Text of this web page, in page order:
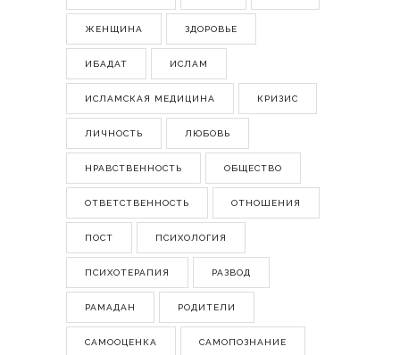
ЖЕНЩИНА ЗДОРОВЬЕ
ИБАДАТ ИСЛАМ
ИСЛАМСКАЯ МЕДИЦИНА КРИЗИС
ЛИЧНОСТЬ ЛЮБОВЬ
НРАВСТВЕННОСТЬ ОБЩЕСТВО
ОТВЕТСТВЕННОСТЬ ОТНОШЕНИЯ
ПОСТ ПСИХОЛОГИЯ
ПСИХОТЕРАПИЯ РАЗВОД
РАМАДАН РОДИТЕЛИ
САМООЦЕНКА САМОПОЗНАНИЕ